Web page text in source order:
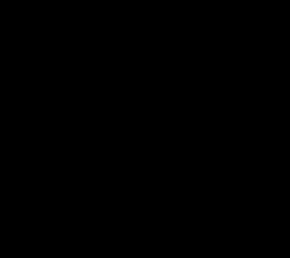
der ersten Vorstellung